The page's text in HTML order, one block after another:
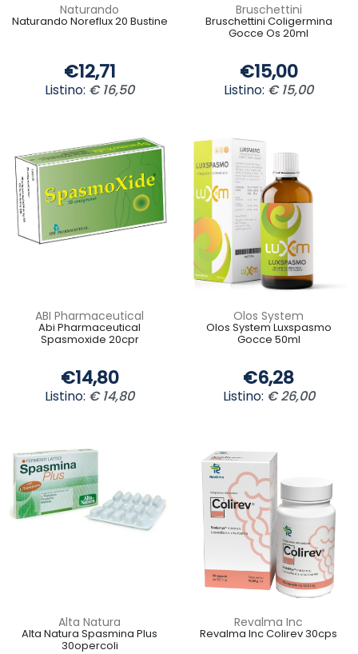
Naturando
Naturando Noreflux 20 Bustine
€12,71
Listino: € 16,50
Bruschettini
Bruschettini Coligermina
Gocce Os 20ml
€15,00
Listino: € 15,00
ABI Pharmaceutical
Abi Pharmaceutical
Spasmoxide 20cpr
€14,80
Listino: € 14,80
Olos System
Olos System Luxspasmo
Gocce 50ml
€6,28
Listino: € 26,00
Alta Natura
Alta Natura Spasmina Plus
30opercoli
Revalma Inc
Revalma Inc Colirev 30cps